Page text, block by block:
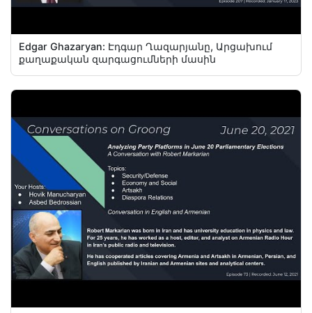
Edgar Ghazaryan: Էդգար Ղազարյանը, Արցախում
քաղաքական զարգացումների մասին